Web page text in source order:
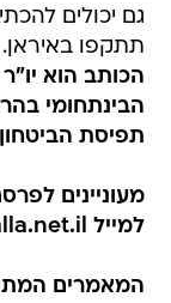
גם יכולים
תתקפו באיראן.
הכותב הוא
הבינתחומי
תפיסת
מעוניינים
למייל op-ed@walla.net.il
המאמרים